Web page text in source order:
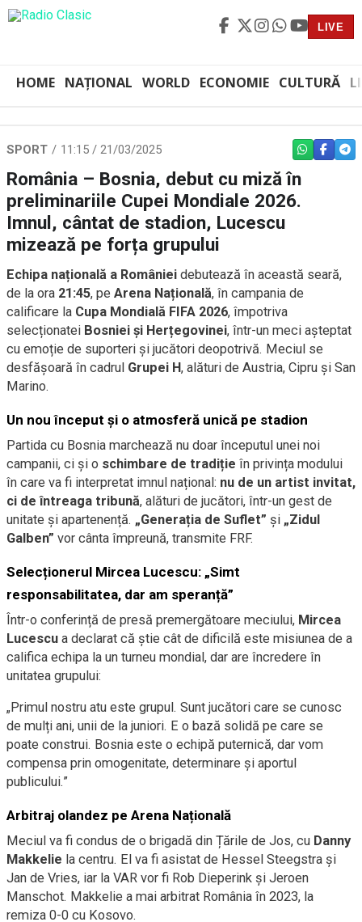
LIVE
HOME NAȚIONAL WORLD ECONOMIE CULTURĂ
SPORT 11:15 / 21/03/2025 WHATSAPP
România – Bosnia, debut cu miză în
preliminariile Cupei Mondiale 2026.
Imnul, cântat de stadion, Lucescu
mizează pe forța grupului
Echipa națională a României debutează în această seară,
de la ora 21:45, pe Arena Națională, în campania de
calificare la Cupa Mondială FIFA 2026, împotriva
selecționatei Bosniei și Herțegovinei, într-un meci așteptat
cu emoție de suporteri și jucători deopotrivă. Meciul se
desfășoară în cadrul Grupei H, alături de Austria, Cipru și San
Marino.
Un nou început și o atmosferă unică pe stadion
Partida cu Bosnia marchează nu doar începutul unei noi
campanii, ci și o schimbare de tradiție în privința modului
în care va fi interpretat imnul național: nu de un artist invitat,
ci de întreaga tribună, alături de jucători, într-un gest de
unitate și apartenență. „Generația de Suflet” și „Zidul
Galben” vor cânta împreună, transmite FRF.
Selecționerul Mircea Lucescu: „Simt
responsabilitatea, dar am speranță”
Într-o conferință de presă premergătoare meciului, Mircea
Lucescu a declarat că știe cât de dificilă este misiunea de a
califica echipa la un turneu mondial, dar are încredere în
unitatea grupului:
„Primul nostru atu este grupul. Sunt jucători care se cunosc
de mulți ani, unii de la juniori. E o bază solidă pe care se
poate construi. Bosnia este o echipă puternică, dar vom
compensa prin omogenitate, determinare și aportul
publicului.”
Arbitraj olandez pe Arena Națională
Meciul va fi condus de o brigadă din Țările de Jos, cu Danny
Makkelie la centru. El va fi asistat de Hessel Steegstra și
Jan de Vries, iar la VAR vor fi Rob Dieperink și Jeroen
Manschot. Makkelie a mai arbitrat România în 2023, la
remiza 0-0 cu Kosovo.